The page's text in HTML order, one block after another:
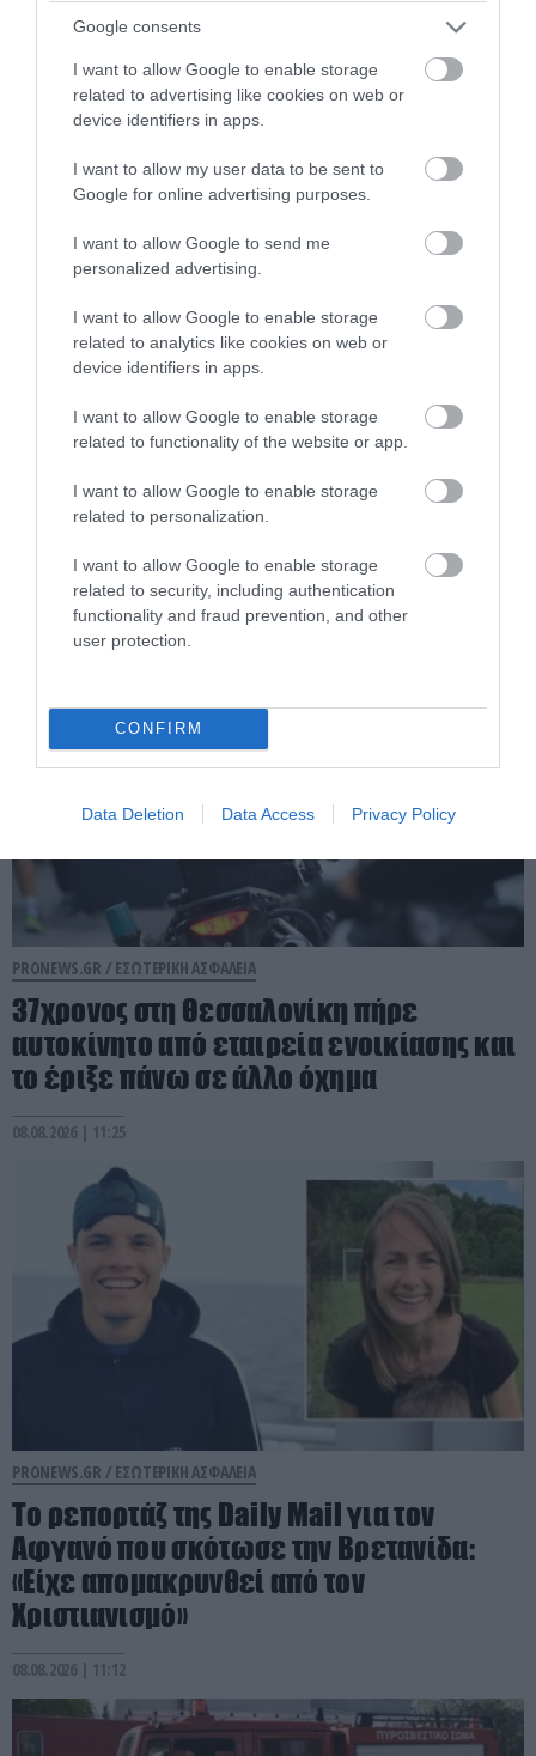
Google consents
I want to allow Google to enable storage
related to advertising like cookies on web or
device identifiers in apps.
I want to allow my user data to be sent to
Google for online advertising purposes.
I want to allow Google to send me
personalized advertising.
I want to allow Google to enable storage
related to analytics like cookies on web or
device identifiers in apps.
I want to allow Google to enable storage
related to functionality of the website or app.
I want to allow Google to enable storage
related to personalization.
I want to allow Google to enable storage
related to security, including authentication
functionality and fraud prevention, and other
user protection.
CONFIRM
Data Deletion Data Access Privacy Policy
όχημα
08.08.2026 | 12:32
PRONEWS.GR / ΕΣΩΤΕΡΙΚΗ ΑΣΦΑΛΕΙΑ
Από τα χειρότερα γλύτωσε 8χρονος
Βρετανός: Έκανε βουτιά σε παραλία της
βράχο
08.08.2026 | 12:14
PRONEWS.GR / ΕΣΩΤΕΡΙΚΗ ΑΣΦΑΛΕΙΑ
37χρονος στη Θεσσαλονίκη πήρε
αυτοκίνητο από εταιρεία ενοικίασης και
το έριξε πάνω σε άλλο όχημα
08.08.2026 | 11:25
PRONEWS.GR / ΕΣΩΤΕΡΙΚΗ ΑΣΦΑΛΕΙΑ
Το ρεπορτάζ της Daily Mail για τον
Αφγανό που σκότωσε την Βρετανίδα:
«Είχε απομακρυνθεί από τον
Χριστιανισμό»
08.08.2026 | 11:12